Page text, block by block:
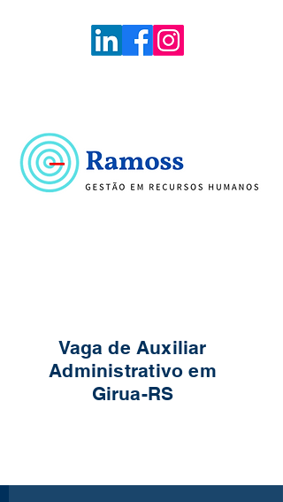
Vaga de Auxiliar
Administrativo em
Girua-RS